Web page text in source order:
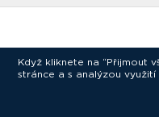
Když kliknete na “Přijmout
stránce a s analýzou využití